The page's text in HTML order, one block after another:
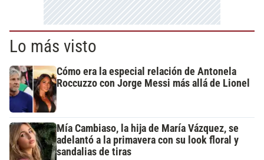
Lo más visto
Cómo era la especial relación de Antonela
Roccuzzo con Jorge Messi más allá de Lionel
Mía Cambiaso, la hija de María Vázquez, se
adelantó a la primavera con su look floral y
sandalias de tiras